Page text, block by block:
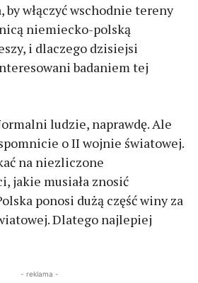
by włączyć wschodnie tereny
niemiecko-polską
i dlaczego dzisiejsi
badaniem tej
ludzie, naprawdę. Ale
o II wojnie światowej.
na niezliczone
jakie musiała znosić
ponosi dużą część winy za
Dlatego najlepiej
- reklama -